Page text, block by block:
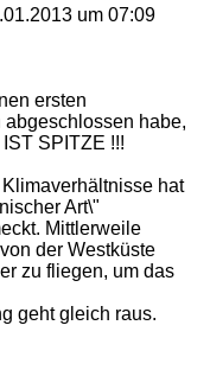
um 07:09
ersten
habe,
SPITZE !!!
hat
Art\"
Mittlerweile
der Westküste
zu fliegen, um das
geht gleich raus.